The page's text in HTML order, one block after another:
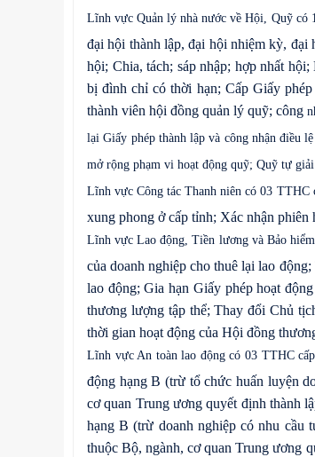
Lĩnh vực Quản lý nhà nước về Hội, Quỹ có
đại hội thành lập, đại hội nhiệm kỳ, đại
hội; Chia, tách; sáp nhập; hợp nhất
bị đình chỉ có thời hạn; Cấp Giấy
thành viên hội đồng quản lý quỹ; công
lại Giấy phép thành lập và công nhận điều
mở rộng phạm vi hoạt động quỹ; Quỹ tự
Lĩnh vực Công tác Thanh niên có 03 TTHC
xung phong ở cấp tỉnh; Xác nhận
Lĩnh vực Lao động, Tiền lương và Bảo
của doanh nghiệp cho thuê lại lao
lao động; Gia hạn Giấy phép hoạt
thương lượng tập thể; Thay đổi Chủ
thời gian hoạt động của Hội đồng
Lĩnh vực An toàn lao động có 03 TTHC
động hạng B (trừ tổ chức huấn luyện
cơ quan Trung ương quyết định thành
hạng B (trừ doanh nghiệp có nhu cầu
thuộc Bộ, ngành, cơ quan Trung ương